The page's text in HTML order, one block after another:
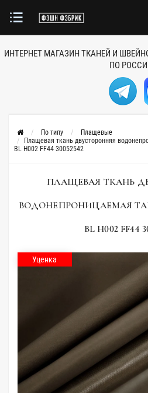
ИНТЕРНЕТ МАГАЗИН ТКАНЕЙ И
ПО
По типу
Плащевые
Плащевая ткань двусторонняя
BL H002 FF44 30052542
ПЛАЩЕВАЯ ТКАНЬ
ВОДОНЕПРОНИЦАЕМАЯ
BL H002 FF44
Уценка